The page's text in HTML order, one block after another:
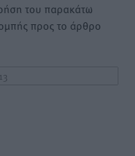
του παρακάτω
προς το άρθρο